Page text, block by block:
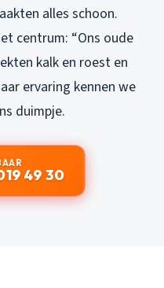
alles schoon.
centrum: “Ons oude
kalk en roest en
ervaring kennen we
duimpje.
49 30